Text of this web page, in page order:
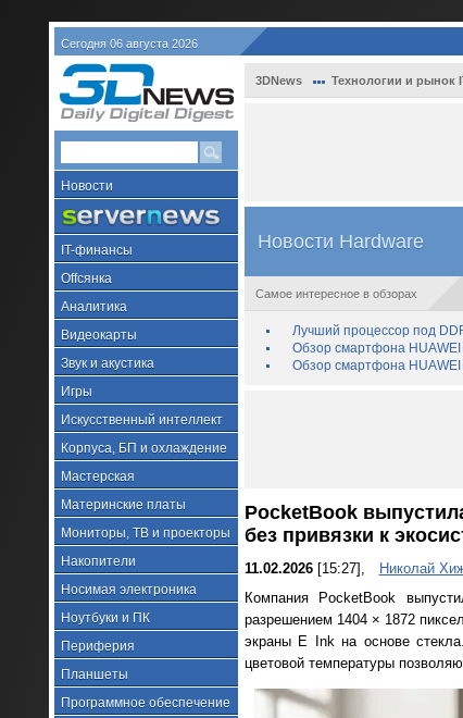
Сегодня 06 августа 2026
Новости
IT-финансы
Offсянка
Аналитика
Видеокарты
Звук и акустика
Игры
Искусственный интеллект
Корпуса, БП и охлаждение
Мастерская
Материнские платы
Мониторы, ТВ и проекторы
Накопители
Носимая электроника
Ноутбуки и ПК
Периферия
Планшеты
Программное обеспечение
3DNews Технологии и рынок
Новости Hardware
Самое интересное в обзорах
Лучший процессор под
Обзор смартфона HUAWEI
Обзор смартфона
PocketBook
без привязки к
11.02.2026[15:27],
Николай
Компания PocketBook
разрешением 1404 × 1872
экраны E Ink на основе
цветовой температуры